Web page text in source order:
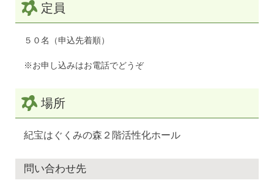
定員
５０名（申込先着順）
※お申し込みはお電話でどうぞ
場所
紀宝はぐくみの森２階活性化ホール
問い合わせ先